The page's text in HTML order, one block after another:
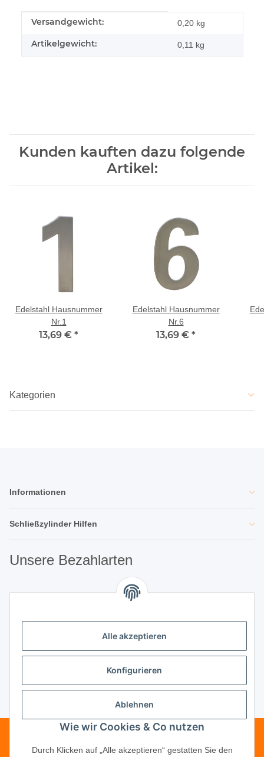
Produkteigenschaft
Wert
Versandgewicht: 0,20 kg
Artikelgewicht: 0,11 kg
Kunden kauften dazu folgende
Artikel:
Edelstahl Hausnummer
Nr.1
13,69 € *
Edelstahl Hausnummer
Nr.6
13,69 € *
Kategorien
Informationen
Schließzylinder Hilfen
Unsere Bezahlarten
Unsere Partner
Unternehmen
Vertrag widerrufen
Telefonische Beratung?·+49 (0) 5246
Alle akzeptieren
Konfigurieren
Ablehnen
Wie wir Cookies & Co nutzen
Durch Klicken auf „Alle akzeptieren“ gestatten Sie den